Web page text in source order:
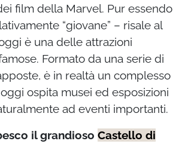
film della Marvel. Pur essendo
“giovane” – risale al
è una delle attrazioni
Formato da una serie di
è in realtà un complesso
ospita musei ed esposizioni
ad eventi importanti.
il grandioso Castello di